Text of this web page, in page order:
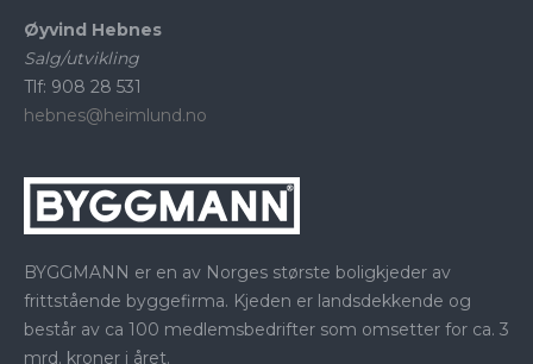
Øyvind Hebnes
Salg/utvikling
Tlf: 908 28 531
hebnes@heimlund.no
BYGGMANN er en av Norges største boligkjeder av
frittstående byggefirma. Kjeden er landsdekkende og
består av ca 100 medlemsbedrifter som omsetter for ca. 3
mrd. kroner i året.